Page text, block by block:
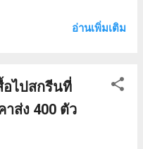
DTG ราคาส่ง 100 ตัว
6000 ตัว หนองคาย ผล
รับสกรีนเสื้อ
สอบถามรายละเอียดเพิ่ม
อ่านเพิ่มเติม
อไปสกรีนที่
าส่ง 400 ตัว